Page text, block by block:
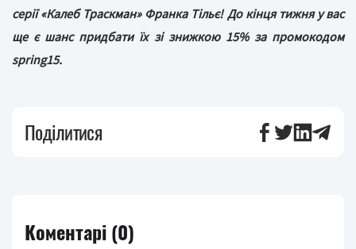
серії «Калеб Траскман» Франка Тільє! До кінця тижня у вас
ще є шанс придбати їх зі знижкою 15% за промокодом
spring15.
Поділитися
Коментарі (0)